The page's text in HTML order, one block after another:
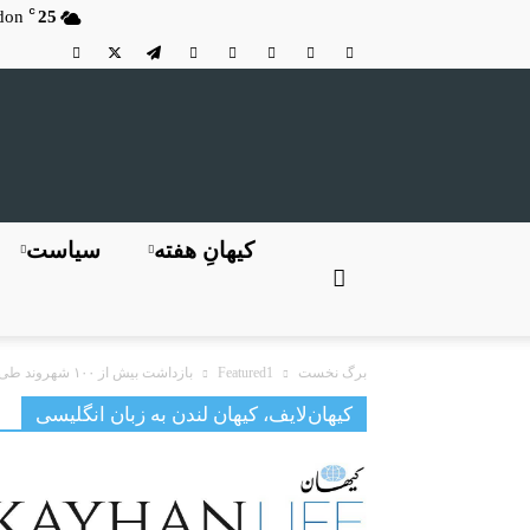
25
C
سیاست کیهانِ هفته
برگ نخست Featured1 بازداشت بیش از ۱۰۰ شهروند طی دو روز؛ رئیس قوه قضائیه خواستار...
کیهان‌لایف، کیهان لندن به زبان انگلیسی